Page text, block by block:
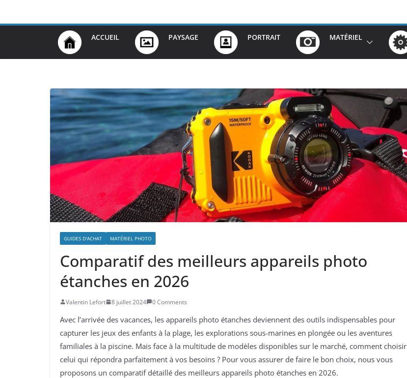
ACCUEIL PAYSAGE PORTRAIT MATÉRIEL
GUIDES D'ACHAT MATÉRIEL PHOTO
Comparatif des meilleurs appareils photo
étanches en 2026
Valentin Lefort 8 juillet 2024 0 Comments
Avec l’arrivée des vacances, les appareils photo étanches deviennent des outils indispensables pour
capturer les jeux des enfants à la plage, les explorations sous-marines en plongée ou les aventures
familiales à la piscine. Mais face à la multitude de modèles disponibles sur le marché, comment choisir
celui qui répondra parfaitement à vos besoins ? Pour vous assurer de faire le bon choix, nous vous
proposons un comparatif détaillé des meilleurs appareils photo étanches en 2026.